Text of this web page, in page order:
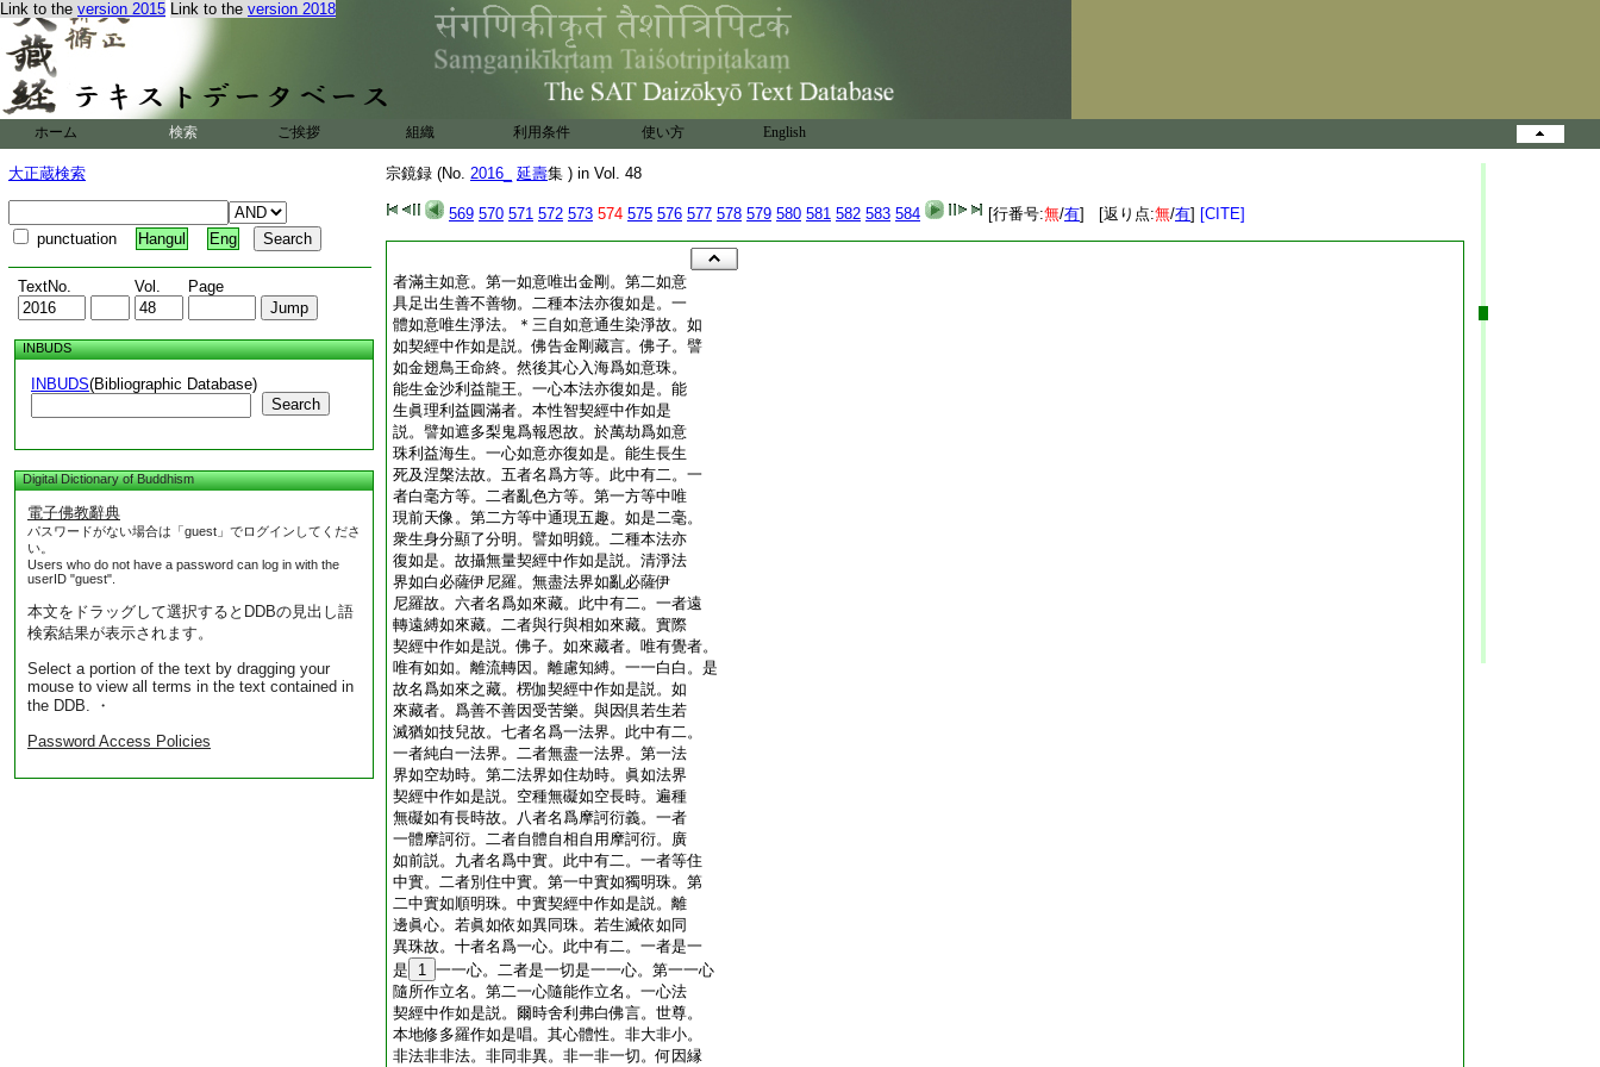
Link to the version 2015 Link to the version 2018
ホーム 検索 ご挨拶 組織 利用条件 使い方 English
大正蔵検索
punctuation Hangul Eng
TextNo. Vol. Page
INBUDS
INBUDS(Bibliographic Database)
Search
Digital Dictionary of Buddhism
電子佛教辭典
パスワードがない場合は「guest」でログインしてくださ
い。
Users who do not have a password can log in with the
userID "guest".
本文をドラッグして選択するとDDBの見出し語
検索結果が表示されます。
Select a portion of the text by dragging your
mouse to view all terms in the text contained in
the DDB. ・
Password Access Policies
宗鏡録 (No. 2016_ 延壽集 ) in Vol. 48
569 570 571 572 573 574 575 576 577 578 579 580 581 582 583 584 [行番号:無/有] [返り点:無/有] [CITE]
者滿主如意。第一如意唯出金剛。第二如意
具足出生善不善物。二種本法亦復如是。一
體如意唯生淨法。＊三自如意通生染淨故。如
如契經中作如是説。佛告金剛藏言。佛子。譬
如金翅鳥王命終。然後其心入海爲如意珠。
能生金沙利益龍王。一心本法亦復如是。能
生眞理利益圓滿者。本性智契經中作如是
説。譬如遮多梨鬼爲報恩故。於萬劫爲如意
珠利益海生。一心如意亦復如是。能生長生
死及涅槃法故。五者名爲方等。此中有二。一
者白毫方等。二者亂色方等。第一方等中唯
現前天像。第二方等中通現五趣。如是二毫。
衆生身分顯了分明。譬如明鏡。二種本法亦
復如是。故攝無量契經中作如是説。清淨法
界如白必薩伊尼羅。無盡法界如亂必薩伊
尼羅故。六者名爲如來藏。此中有二。一者遠
轉遠縛如來藏。二者與行與相如來藏。實際
契經中作如是説。佛子。如來藏者。唯有覺者。
唯有如如。離流轉因。離慮知縛。一一白白。是
故名爲如來之藏。楞伽契經中作如是説。如
來藏者。爲善不善因受苦樂。與因倶若生若
滅猶如技兒故。七者名爲一法界。此中有二。
一者純白一法界。二者無盡一法界。第一法
界如空劫時。第二法界如住劫時。眞如法界
契經中作如是説。空種無礙如空長時。遍種
無礙如有長時故。八者名爲摩訶衍義。一者
一體摩訶衍。二者自體自相自用摩訶衍。廣
如前説。九者名爲中實。此中有二。一者等住
中實。二者別住中實。第一中實如獨明珠。第
二中實如順明珠。中實契經中作如是説。離
邊眞心。若眞如依如異同珠。若生滅依如同
異珠故。十者名爲一心。此中有二。一者是一
是
1 一一心。二者是一切是一一心。第一一心
隨所作立名。第二一心隨能作立名。一心法
契經中作如是説。爾時舍利弗白佛言。世尊。
本地修多羅作如是唱。其心體性。非大非小。
非法非非法。非同非異。非一非一切。何因縁